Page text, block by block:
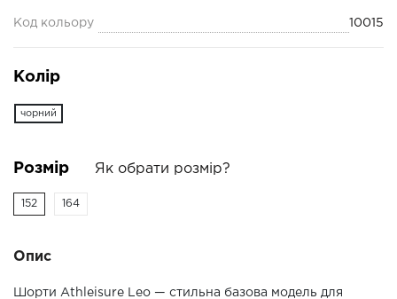
Код кольору 10015
Колір
чорний
Розмір Як обрати розмір?
152 164
Опис
Шорти Athleisure Leo — стильна базова модель для